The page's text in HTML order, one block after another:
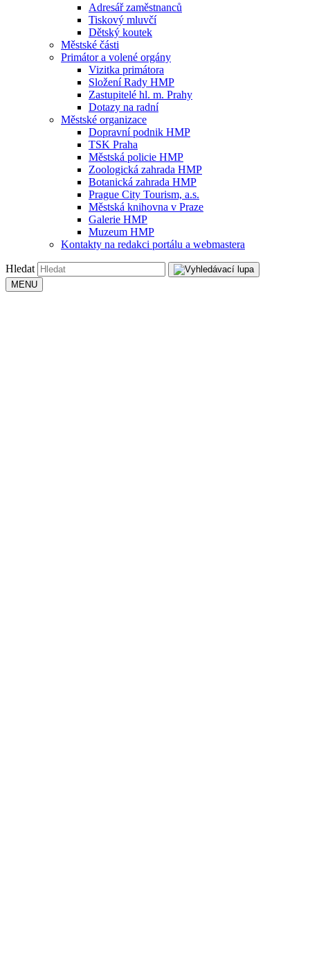
Adresář zaměstnanců
Tiskový mluvčí
Dětský koutek
Městské části
Primátor a volené orgány
Vizitka primátora
Složení Rady HMP
Zastupitelé hl. m. Prahy
Dotazy na radní
Městské organizace
Dopravní podnik HMP
TSK Praha
Městská policie HMP
Zoologická zahrada HMP
Botanická zahrada HMP
Prague City Tourism, a.s.
Městská knihovna v Praze
Galerie HMP
Muzeum HMP
Kontakty na redakci portálu a webmastera
Hledat
MENU